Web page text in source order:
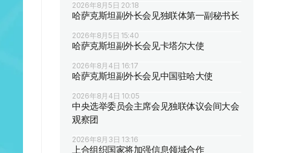
2026年8月5日 20:18
哈萨克斯坦副外长会见独联体第一副秘书长
2026年8月5日 15:40
哈萨克斯坦副外长会见卡塔尔大使
2026年8月4日 16:17
哈萨克斯坦副外长会见中国驻哈大使
2026年8月4日 10:05
中央选举委员会主席会见独联体议会间大会
观察团
2026年8月3日 13:16
上合组织国家将加强信息领域合作